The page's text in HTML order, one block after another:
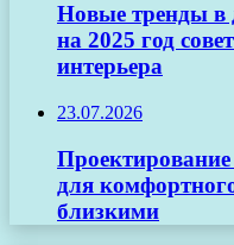
Новые тренды в
на 2025 год
интерьера
23.07.2026
для
близкими